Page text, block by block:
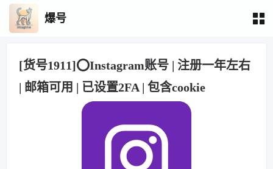
爆号
[货号1911]⭕️Instagram账号 | 注册一年左右
| 邮箱可用 | 已设置2FA | 包含cookie